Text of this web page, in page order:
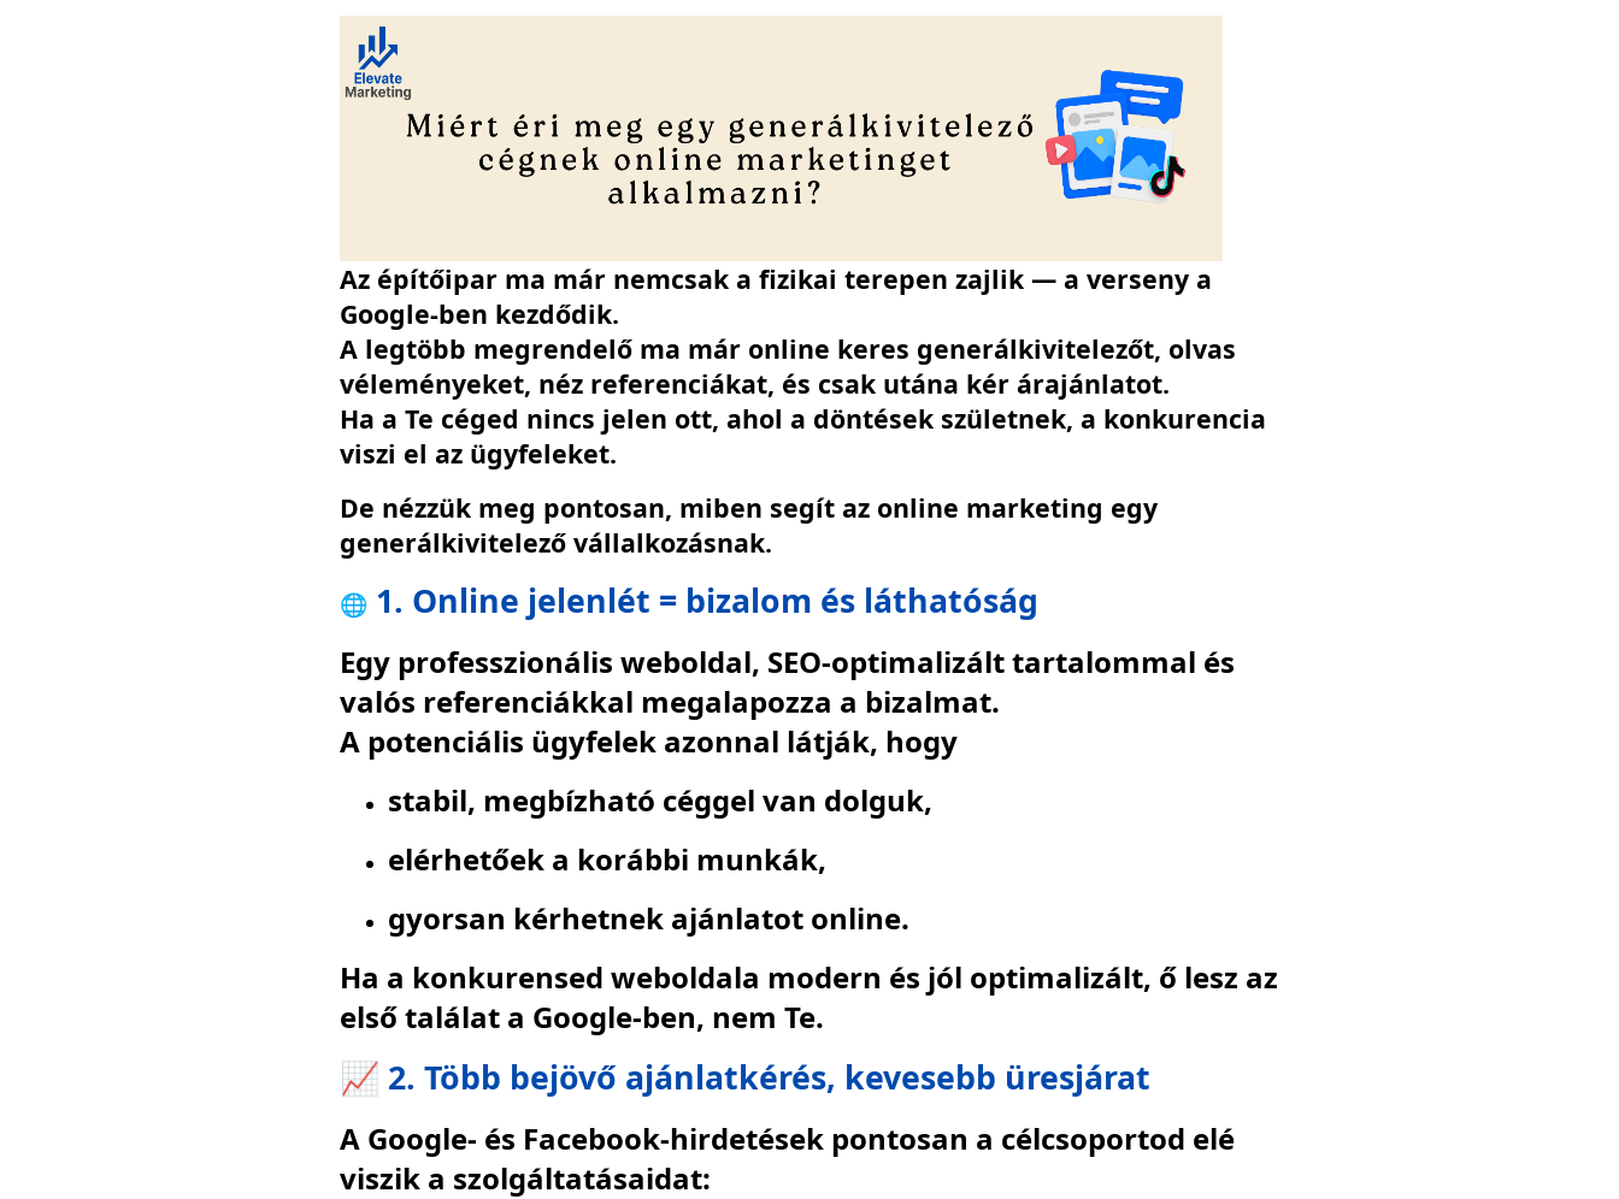
Az építőipar ma már nemcsak a fizikai terepen zajlik — a verseny a
Google-ben kezdődik.
A legtöbb megrendelő ma már online keres generálkivitelezőt, olvas
véleményeket, néz referenciákat, és csak utána kér árajánlatot.
Ha a Te céged nincs jelen ott, ahol a döntések születnek, a konkurencia
viszi el az ügyfeleket.
De nézzük meg pontosan, miben segít az online marketing egy
generálkivitelező vállalkozásnak.
🌐 1. Online jelenlét = bizalom és láthatóság
Egy professzionális weboldal, SEO-optimalizált tartalommal és
valós referenciákkal megalapozza a bizalmat.
A potenciális ügyfelek azonnal látják, hogy
stabil, megbízható céggel van dolguk,
elérhetőek a korábbi munkák,
gyorsan kérhetnek ajánlatot online.
Ha a konkurensed weboldala modern és jól optimalizált, ő lesz az
első találat a Google-ben, nem Te.
📈 2. Több bejövő ajánlatkérés, kevesebb üresjárat
A Google- és Facebook-hirdetések pontosan a célcsoportod elé
viszik a szolgáltatásaidat: